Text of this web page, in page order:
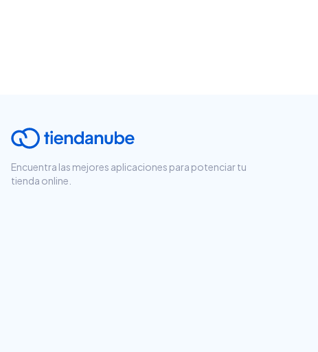
Encuentra las mejores aplicaciones para potenciar tu
tienda online.